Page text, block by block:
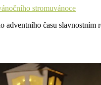
stromuvánoce
adventního času